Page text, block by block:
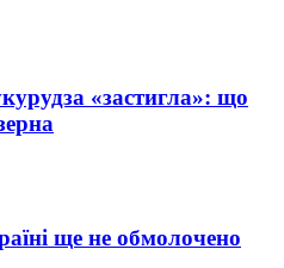
«застигла»: що
ще не обмолочено